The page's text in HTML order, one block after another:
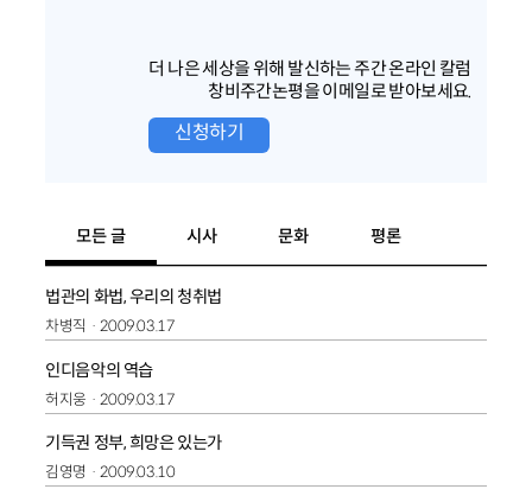
더 나은 세상을 위해 발신하는 주간 온라인 칼럼
창비주간논평을 이메일로 받아보세요.
신청하기
모든 글 시사 문화 평론
법관의 화법, 우리의 청취법
차병직 2009.03.17
인디음악의 역습
허지웅 2009.03.17
기득권 정부, 희망은 있는가
김영명 2009.03.10